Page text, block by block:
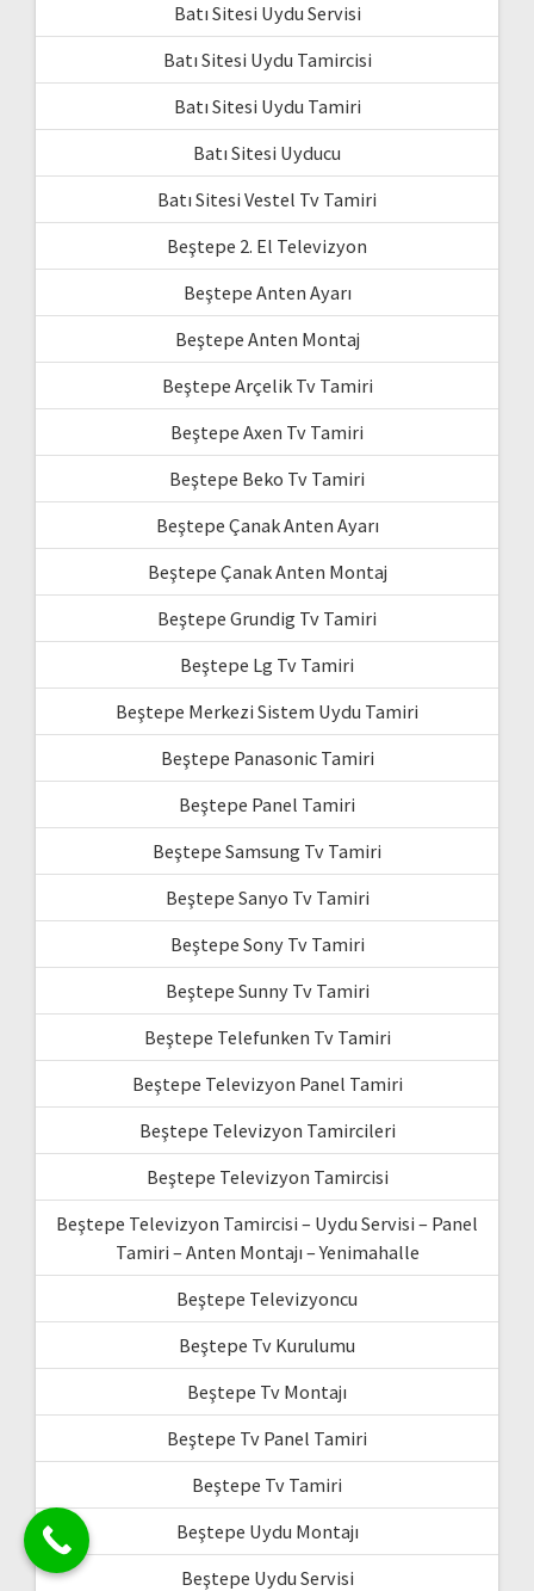
Batı Sitesi Uydu Servisi
Batı Sitesi Uydu Tamircisi
Batı Sitesi Uydu Tamiri
Batı Sitesi Uyducu
Batı Sitesi Vestel Tv Tamiri
Beştepe 2. El Televizyon
Beştepe Anten Ayarı
Beştepe Anten Montaj
Beştepe Arçelik Tv Tamiri
Beştepe Axen Tv Tamiri
Beştepe Beko Tv Tamiri
Beştepe Çanak Anten Ayarı
Beştepe Çanak Anten Montaj
Beştepe Grundig Tv Tamiri
Beştepe Lg Tv Tamiri
Beştepe Merkezi Sistem Uydu Tamiri
Beştepe Panasonic Tamiri
Beştepe Panel Tamiri
Beştepe Samsung Tv Tamiri
Beştepe Sanyo Tv Tamiri
Beştepe Sony Tv Tamiri
Beştepe Sunny Tv Tamiri
Beştepe Telefunken Tv Tamiri
Beştepe Televizyon Panel Tamiri
Beştepe Televizyon Tamircileri
Beştepe Televizyon Tamircisi
Beştepe Televizyon Tamircisi – Uydu Servisi – Panel
Tamiri – Anten Montajı – Yenimahalle
Beştepe Televizyoncu
Beştepe Tv Kurulumu
Beştepe Tv Montajı
Beştepe Tv Panel Tamiri
Beştepe Tv Tamiri
Beştepe Uydu Montajı
Beştepe Uydu Servisi